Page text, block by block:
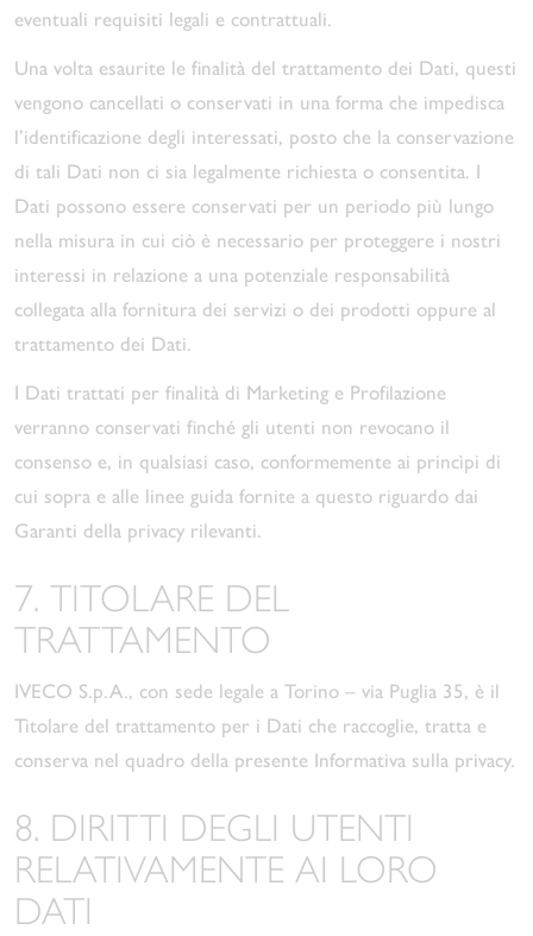
eventuali requisiti legali e contrattuali.
Una volta esaurite le finalità del trattamento dei Dati, questi
vengono cancellati o conservati in una forma che impedisca
l’identificazione degli interessati, posto che la conservazione
di tali Dati non ci sia legalmente richiesta o consentita. I
Dati possono essere conservati per un periodo più lungo
nella misura in cui ciò è necessario per proteggere i nostri
interessi in relazione a una potenziale responsabilità
collegata alla fornitura dei servizi o dei prodotti oppure al
trattamento dei Dati.
I Dati trattati per finalità di Marketing e Profilazione
verranno conservati finché gli utenti non revocano il
consenso e, in qualsiasi caso, conformemente ai princìpi di
cui sopra e alle linee guida fornite a questo riguardo dai
Garanti della privacy rilevanti.
7. TITOLARE DEL
TRATTAMENTO
IVECO S.p.A., con sede legale a Torino – via Puglia 35, è il
Titolare del trattamento per i Dati che raccoglie, tratta e
conserva nel quadro della presente Informativa sulla privacy.
8. DIRITTI DEGLI UTENTI
RELATIVAMENTE AI LORO
DATI